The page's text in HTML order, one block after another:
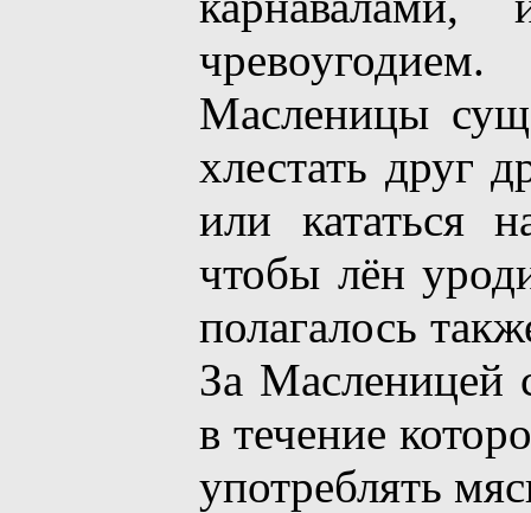
Масленицы
хлестать друг
или кататься
чтобы лён
полагалось
За Масленицей
в течение
употреблять